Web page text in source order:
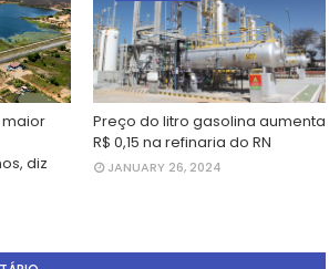
maior
diz
Preço do litro gasolina aumenta
R$ 0,15 na refinaria do RN
JANUARY 26, 2024